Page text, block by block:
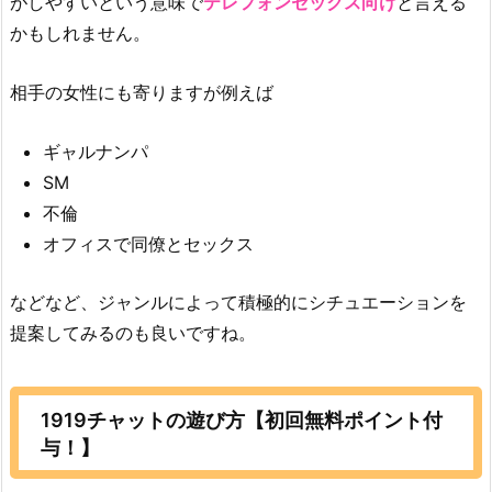
かもしれません。
相手の女性にも寄りますが例えば
ギャルナンパ
SM
不倫
オフィスで同僚とセックス
などなど、ジャンルによって積極的にシチュエーションを
提案してみるのも良いですね。
1919チャットの遊び方【初回無料ポイント付
与！】